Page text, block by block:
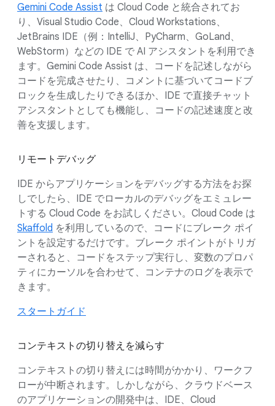
Gemini Code Assist は Cloud Code と統合されてお
り、Visual Studio Code、Cloud Workstations、
JetBrains IDE（例：IntelliJ、PyCharm、GoLand、
WebStorm）などの IDE で AI アシスタントを利用でき
ます。Gemini Code Assist は、コードを記述しながら
コードを完成させたり、コメントに基づいてコードブ
ロックを生成したりできるほか、IDE で直接チャット
アシスタントとしても機能し、コードの記述速度と改
善を支援します。
リモートデバッグ
IDE からアプリケーションをデバッグする方法をお探
しでしたら、IDE でローカルのデバッグをエミュレー
トする Cloud Code をお試しください。Cloud Code は
Skaffold を利用しているので、コードにブレーク ポイ
ントを設定するだけです。ブレーク ポイントがトリガ
ーされると、コードをステップ実行し、変数のプロパ
ティにカーソルを合わせて、コンテナのログを表示で
きます。
スタートガイド
コンテキストの切り替えを減らす
コンテキストの切り替えには時間がかかり、ワークフ
ローが中断されます。しかしながら、クラウドベース
のアプリケーションの開発中は、IDE、Cloud